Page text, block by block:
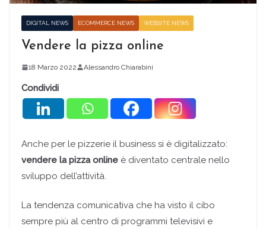
DIGITAL NEWS ECOMMERCE NEWS WEBSITE NEWS
Vendere la pizza online
18 Marzo 2022 Alessandro Chiarabini
Condividi
Anche per le pizzerie il business si è digitalizzato:
vendere la pizza online è diventato centrale nello
sviluppo dell’attività.
La tendenza comunicativa che ha visto il cibo
sempre più al centro di programmi televisivi e